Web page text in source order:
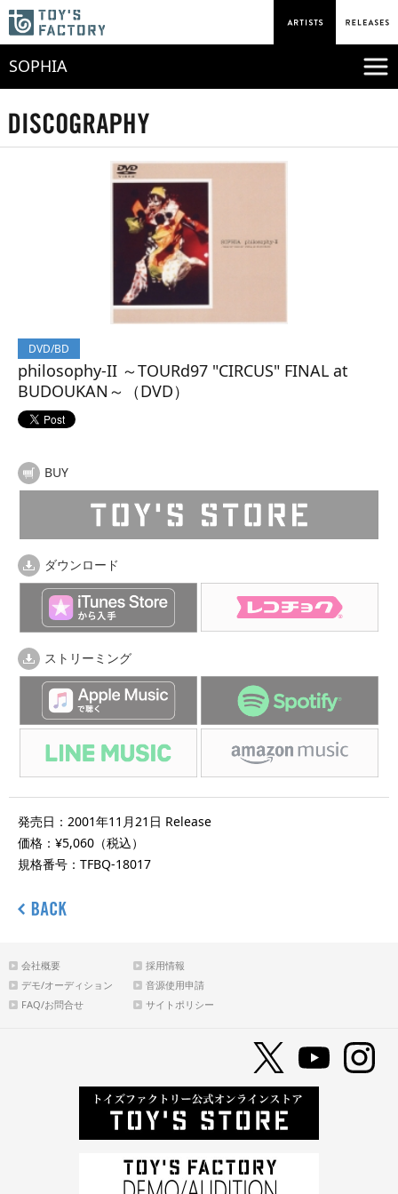
SOPHIA
DVD/BD
philosophy-II ～TOURd97 "CIRCUS" FINAL at
BUDOUKAN～（DVD）
BUY
ダウンロード
ストリーミング
発売日：2001年11月21日 Release
価格：¥5,060（税込）
規格番号：TFBQ-18017
会社概要
採用情報
デモ/オーディション
音源使用申請
FAQ/お問合せ
サイトポリシー